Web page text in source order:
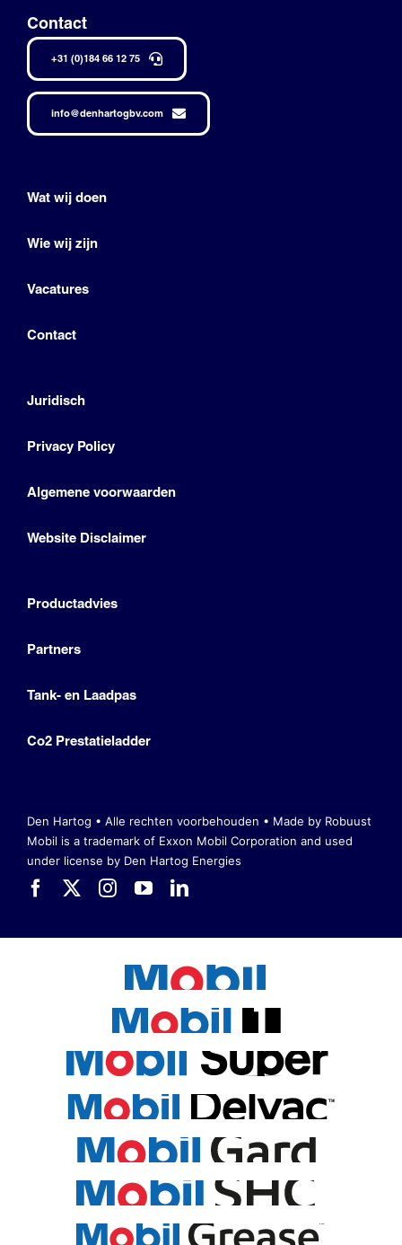
Contact
+31 (0)184 66 12 75
info@denhartogbv.com
Wat wij doen
Wie wij zijn
Vacatures
Contact
Juridisch
Privacy Policy
Algemene voorwaarden
Website Disclaimer
Productadvies
Partners
Tank- en Laadpas
Co2 Prestatieladder
Den Hartog • Alle rechten voorbehouden • Made by Robuust
Mobil is a trademark of Exxon Mobil Corporation and used
under license by Den Hartog Energies